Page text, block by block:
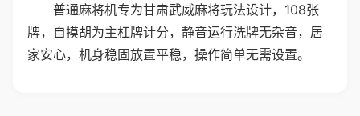
普通麻将机专为甘肃武威麻将玩法设计，108张
牌，自摸胡为主杠牌计分，静音运行洗牌无杂音，居
家安心，机身稳固放置平稳，操作简单无需设置。